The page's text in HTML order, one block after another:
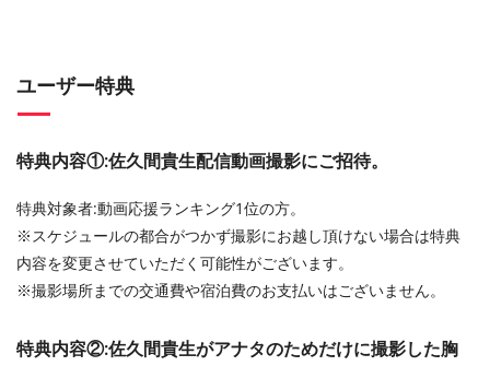
ユーザー特典
特典内容①:佐久間貴生配信動画撮影にご招待。
特典対象者:動画応援ランキング1位の方。
※スケジュールの都合がつかず撮影にお越し頂けない場合は特典
内容を変更させていただく可能性がございます。
※撮影場所までの交通費や宿泊費のお支払いはございません。
特典内容②:佐久間貴生がアナタのためだけに撮影した胸